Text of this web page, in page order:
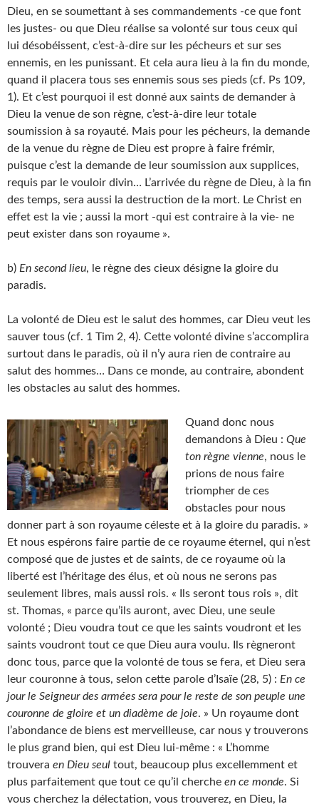
Dieu, en se soumettant à ses commandements -ce que font
les justes- ou que Dieu réalise sa volonté sur tous ceux qui
lui désobéissent, c’est-à-dire sur les pécheurs et sur ses
ennemis, en les punissant. Et cela aura lieu à la fin du monde,
quand il placera tous ses ennemis sous ses pieds (cf. Ps 109,
1). Et c’est pourquoi il est donné aux saints de demander à
Dieu la venue de son règne, c’est-à-dire leur totale
soumission à sa royauté. Mais pour les pécheurs, la demande
de la venue du règne de Dieu est propre à faire frémir,
puisque c’est la demande de leur soumission aux supplices,
requis par le vouloir divin… L’arrivée du règne de Dieu, à la fin
des temps, sera aussi la destruction de la mort. Le Christ en
effet est la vie ; aussi la mort -qui est contraire à la vie- ne
peut exister dans son royaume ».
b) En second lieu, le règne des cieux désigne la gloire du
paradis.
La volonté de Dieu est le salut des hommes, car Dieu veut les
sauver tous (cf. 1 Tim 2, 4). Cette volonté divine s’accomplira
surtout dans le paradis, où il n’y aura rien de contraire au
salut des hommes… Dans ce monde, au contraire, abondent
les obstacles au salut des hommes.
Quand donc nous
demandons à Dieu : Que
ton règne vienne, nous le
prions de nous faire
triompher de ces
obstacles pour nous
donner part à son royaume céleste et à la gloire du paradis. »
Et nous espérons faire partie de ce royaume éternel, qui n’est
composé que de justes et de saints, de ce royaume où la
liberté est l’héritage des élus, et où nous ne serons pas
seulement libres, mais aussi rois. « Ils seront tous rois », dit
st. Thomas, « parce qu’ils auront, avec Dieu, une seule
volonté ; Dieu voudra tout ce que les saints voudront et les
saints voudront tout ce que Dieu aura voulu. Ils règneront
donc tous, parce que la volonté de tous se fera, et Dieu sera
leur couronne à tous, selon cette parole d’Isaïe (28, 5) : En ce
jour le Seigneur des armées sera pour le reste de son peuple une
couronne de gloire et un diadème de joie. » Un royaume dont
l’abondance de biens est merveilleuse, car nous y trouverons
le plus grand bien, qui est Dieu lui-même : « L’homme
trouvera en Dieu seul tout, beaucoup plus excellemment et
plus parfaitement que tout ce qu’il cherche en ce monde. Si
vous cherchez la délectation, vous trouverez, en Dieu, la